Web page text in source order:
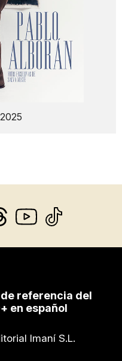
referencia del
en español
Imaní S.L.